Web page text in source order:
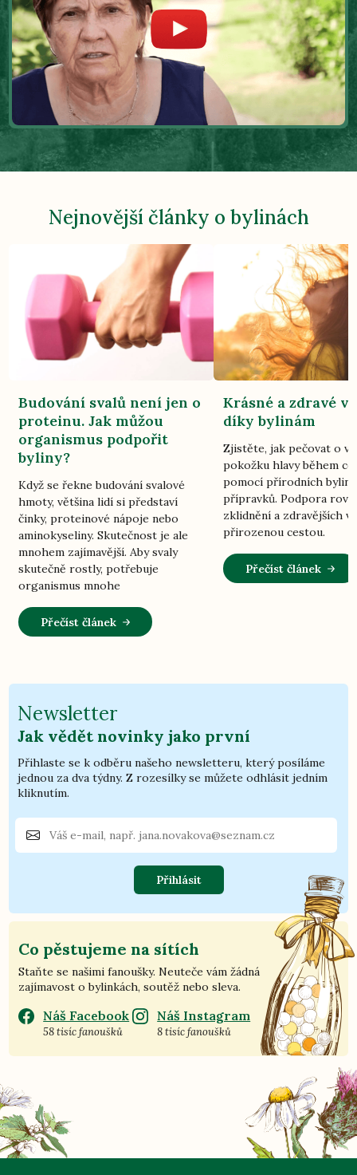
Nejnovější články o bylinách
Budování svalů není jen o
proteinu. Jak můžou
organismus podpořit
byliny?
Když se řekne budování svalové
hmoty, většina lidí si představí
činky, proteinové nápoje nebo
aminokyseliny. Skutečnost je ale
mnohem zajímavější. Aby svaly
skutečně rostly, potřebuje
organismus mnohe
Přečíst článek
Krásné a zdravé
díky bylinám
Zjistěte, jak pečovat o
pokožku hlavy během
pomocí přírodních
přípravků. Podpora
zklidnění a zdravějších
přirozenou cestou.
Přečíst článek
Newsletter
Jak vědět novinky jako první
Přihlaste se k odběru našeho newsletteru, který posíláme
jednou za dva týdny. Z rozesílky se můžete odhlásit jedním
kliknutím.
Přihlásit
Co pěstujeme na sítích
Staňte se našimi fanoušky. Neuteče vám žádná
zajímavost o bylinkách, soutěž nebo sleva.
Náš Facebook
58 tisíc fanoušků
Náš Instagram
8 tisíc fanoušků